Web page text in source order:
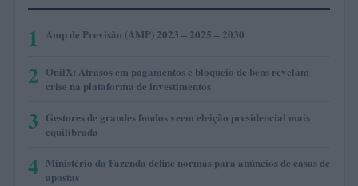
1 Amp de Previsão (AMP) 2023 – 2025 – 2030
2 OnilX: Atrasos em pagamentos e bloqueio de bens revelam
crise na plataforma de investimentos
3 Gestores de grandes fundos veem eleição presidencial mais
equilibrada
4 Ministério da Fazenda define normas para anúncios de casas de
apostas